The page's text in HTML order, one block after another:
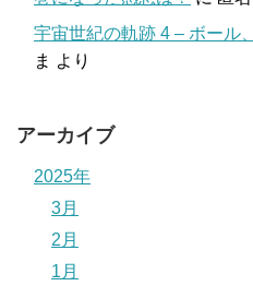
宇宙世紀の軌跡 4 – ボール
ま より
アーカイブ
2025年
3月
2月
1月